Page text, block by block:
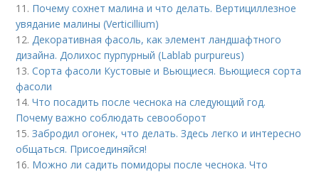
11. Почему сохнет малина и что делать. Вертициллезное
увядание малины (Verticillium)
12. Декоративная фасоль, как элемент ландшафтного
дизайна. Долихос пурпурный (Lablab purpureus)
13.Сорта фасоли Кустовые и Вьющиеся. Вьющиеся сорта
фасоли
14.Что посадить после чеснока на следующий год.
Почему важно соблюдать севооборот
15.Забродил огонек, что делать. Здесь легко и интересно
общаться. Присоединяйся!
16. Можно ли садить помидоры после чеснока. Что